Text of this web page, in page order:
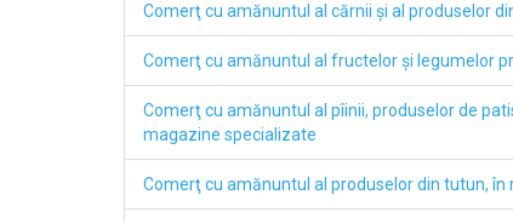
Comerţ cu amănuntul al cărnii şi al produselor
Comerţ cu amănuntul al fructelor şi legumelor
Comerţ cu amănuntul al pîinii, produselor de
magazine specializate
Comerţ cu amănuntul al produselor din tutun,